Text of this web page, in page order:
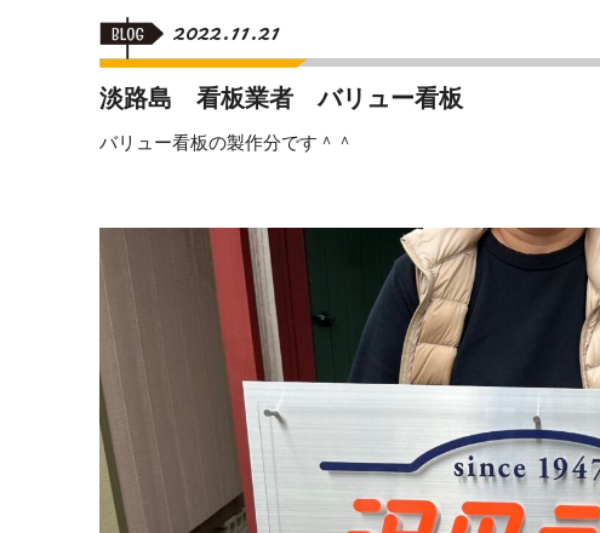
2022.11.21
淡路島 看板業者 バリュー看板
バリュー看板の製作分です＾＾